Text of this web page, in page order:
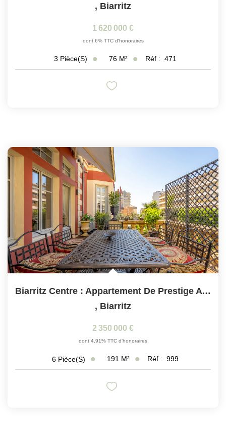
, Biarritz
1 620 000 €
dont 6% TTC d'honoraires
3 Pièce(s) 76 M² Réf : 471
Biarritz Centre : Appartement De Prestige Avec Terrasse
, Biarritz
2 350 000 €
dont 4,91% TTC d'honoraires
6 Pièce(s) 191 M² Réf : 999